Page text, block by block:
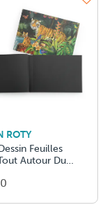
ROTY
Feuilles
Autour Du